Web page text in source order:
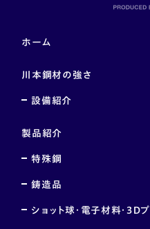
ホーム
川本鋼材の強さ
設備紹介
製品紹介
特殊鋼
鋳造品
ショット球・電子材料・３